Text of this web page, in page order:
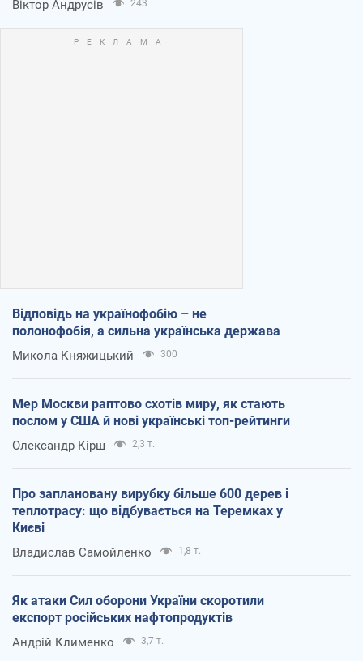
Віктор Андрусів 243
Відповідь на українофобію – не
полонофобія, а сильна українська держава
Микола Княжицький 300
Мер Москви раптово схотів миру, як стають
послом у США й нові українські топ-рейтинги
Олександр Кірш 2,3 т.
Про заплановану вирубку більше 600 дерев і
теплотрасу: що відбувається на Теремках у
Києві
Владислав Самойленко 1,8 т.
Як атаки Сил оборони України скоротили
експорт російських нафтопродуктів
Андрій Клименко 3,7 т.